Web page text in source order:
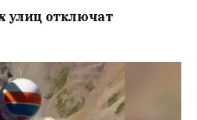
улиц отключат